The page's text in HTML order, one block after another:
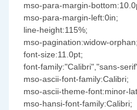
mso-para-margin-
mso-para-margin-left:0in;
line-height:115%;
mso-pagination:widow-
font-size:11.0pt;
font-family:"Calibri","sans-
mso-ascii-font-family:Calibri;
mso-ascii-theme-font:minor-
mso-hansi-font-family:Calibri;